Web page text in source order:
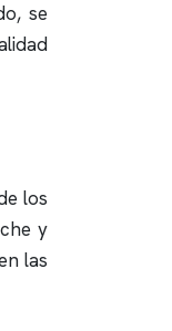
se
los
y
las